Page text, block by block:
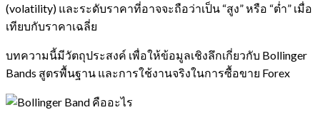
(volatility) และระดับราคาที่อาจจะถือว่าเป็น “สูง” หรือ “ต่ำ” เมื่อ
เทียบกับราคาเฉลี่ย
บทความนี้มีวัตถุประสงค์ เพื่อให้ข้อมูลเชิงลึกเกี่ยวกับ Bollinger
Bands สูตรพื้นฐาน และการใช้งานจริงในการซื้อขาย Forex